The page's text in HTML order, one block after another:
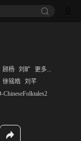
顾杨 刘旷
更多...
徐铭皓 刘芊
ChineseFolktales2